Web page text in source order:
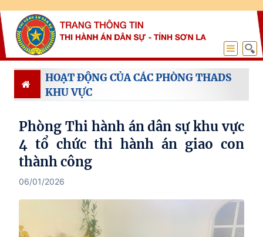
HOẠT ĐỘNG CỦA CÁC PHÒNG THADS
KHU VỰC
Phòng Thi hành án dân sự khu vực
4 tổ chức thi hành án giao con
thành công
06/01/2026